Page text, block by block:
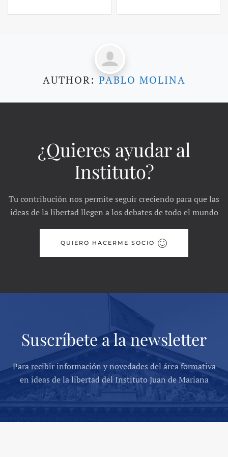
AUTHOR: PABLO MOLINA
¿Quieres ayudar al
Instituto?
Tu contribución nos permite seguir creciendo para que las
ideas de la libertad llegen a los debates de todo el mundo
QUIERO HACERME SOCIO
Suscríbete a la newsletter
Para recibir información y novedades del área formativa
en ideas de la libertad del Instituto Juan de Mariana